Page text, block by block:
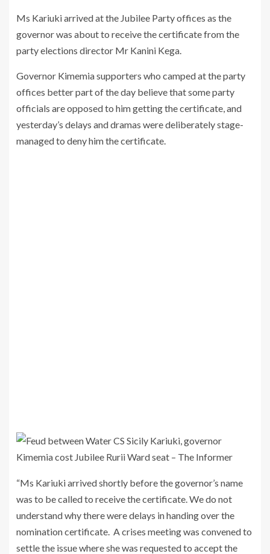
Ms Kariuki arrived at the Jubilee Party offices as the
governor was about to receive the certificate from the
party elections director Mr Kanini Kega.
Governor Kimemia supporters who camped at the party
offices better part of the day believe that some party
officials are opposed to him getting the certificate, and
yesterday’s delays and dramas were deliberately stage-
managed to deny him the certificate.
“Ms Kariuki arrived shortly before the governor’s name
was to be called to receive the certificate. We do not
understand why there were delays in handing over the
nomination certificate. A crises meeting was convened to
settle the issue where she was requested to accept the